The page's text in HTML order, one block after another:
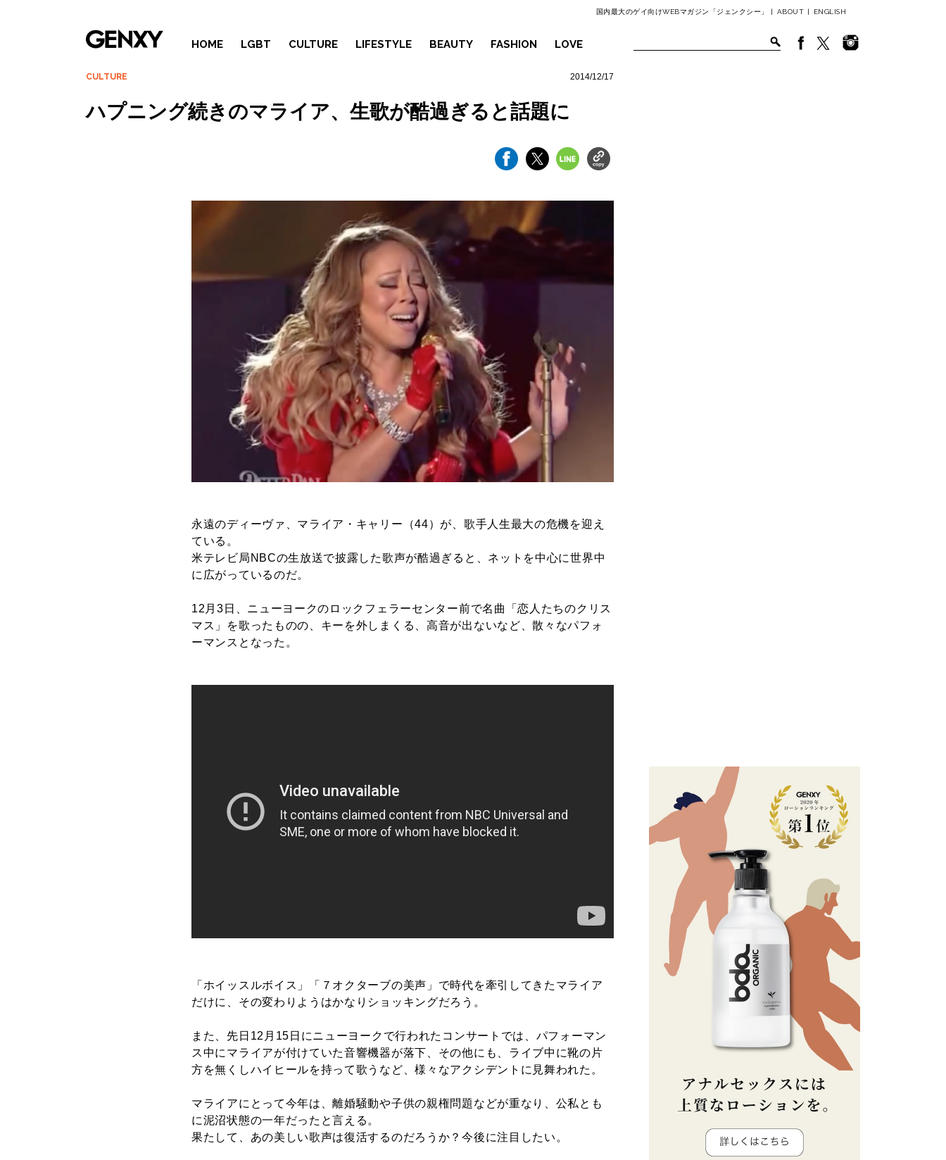
国内最大のゲイ向けWEBマガジン「ジェンクシー」 | ABOUT | ENGLISH
HOME LGBT CULTURE LIFESTYLE BEAUTY FASHION LOVE
CULTURE 2014/12/17
ハプニング続きのマライア、生歌が酷過ぎると話題に
永遠のディーヴァ、マライア・キャリー（44）が、歌手人生最大の危機を迎え
ている。
米テレビ局NBCの生放送で披露した歌声が酷過ぎると、ネットを中心に世界中
に広がっているのだ。
12月3日、ニューヨークのロックフェラーセンター前で名曲「恋人たちのクリス
マス」を歌ったものの、キーを外しまくる、高音が出ないなど、散々なパフォ
ーマンスとなった。
「ホイッスルボイス」「７オクターブの美声」で時代を牽引してきたマライア
だけに、その変わりようはかなりショッキングだろう。
また、先日12月15日にニューヨークで行われたコンサートでは、パフォーマン
ス中にマライアが付けていた音響機器が落下、その他にも、ライブ中に靴の片
方を無くしハイヒールを持って歌うなど、様々なアクシデントに見舞われた。
マライアにとって今年は、離婚騒動や子供の親権問題などが重なり、公私とも
に泥沼状態の一年だったと言える。
果たして、あの美しい歌声は復活するのだろうか？今後に注目したい。